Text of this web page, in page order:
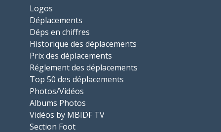
Logos
Déplacements
Déps en chiffres
Historique des déplacements
Prix des déplacements
Réglement des déplacements
Top 50 des déplacements
Photos/Vidéos
Albums Photos
Vidéos by MBIDF TV
Section Foot